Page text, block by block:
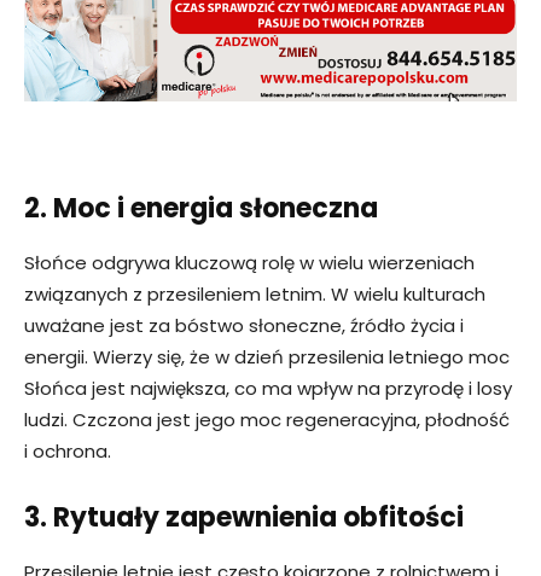
2. Moc i energia słoneczna
Słońce odgrywa kluczową rolę w wielu wierzeniach
związanych z przesileniem letnim. W wielu kulturach
uważane jest za bóstwo słoneczne, źródło życia i
energii. Wierzy się, że w dzień przesilenia letniego moc
Słońca jest największa, co ma wpływ na przyrodę i losy
ludzi. Czczona jest jego moc regeneracyjna, płodność
i ochrona.
3. Rytuały zapewnienia obfitości